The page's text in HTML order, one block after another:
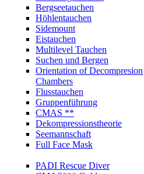
Bergseetauchen
Höhlentauchen
Sidemount
Eistauchen
Multilevel Tauchen
Suchen und Bergen
Orientation of Decompresion
Chambers
Flusstauchen
Gruppenführung
CMAS **
Dekompressionstheorie
Seemannschaft
Full Face Mask
PADI Rescue Diver